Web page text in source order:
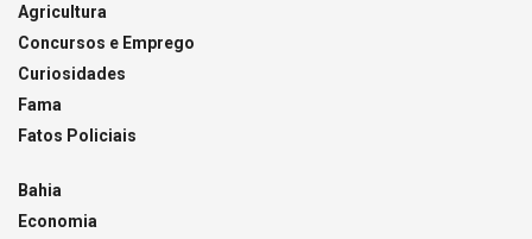
Agricultura
Concursos e Emprego
Curiosidades
Fama
Fatos Policiais
Bahia
Economia